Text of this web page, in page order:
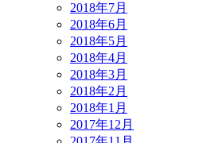
2018年7月
2018年6月
2018年5月
2018年4月
2018年3月
2018年2月
2018年1月
2017年12月